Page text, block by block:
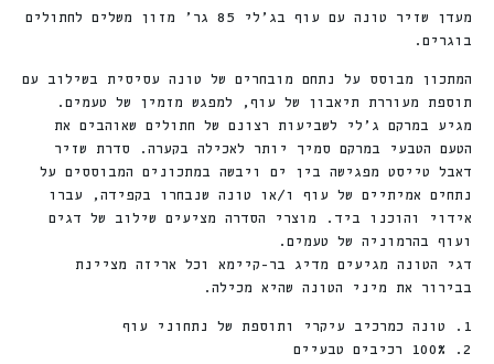
מעדן שזיר טונה עם עוף בג’לי 85 גר’ מזון משלים לחתולים
בוגרים.
המתכון מבוסס על נתחם מובחרים של טונה עסיסית בשילוב עם
תוספת מעוררת תיאבון של עוף, למפגש מזמין של טעמים.
מגיע במרקם ג’לי לשביעות רצונם של חתולים שאוהבים את
הטעם הטבעי במרקם סמיך יותר לאכילה בקערה. סדרת שזיר
דאבל טייסט מפגישה בין ים ויבשה במתכונים המבוססים על
נתחים אמיתיים של עוף ו/או טונה שנבחרו בקפידה, עברו
אידוי והוכנו ביד. מוצרי הסדרה מציעים שילוב של דגים
ועוף בהרמוניה של טעמים.
דגי הטונה מגיעים מדיג בר-קיימא וכל אריזה מציינת
בבירור את מיני הטונה שהיא מכילה.
1. טונה כמרכיב עיקרי ותוספת של נתחוני עוף
2. 100% רכיבים טבעיים